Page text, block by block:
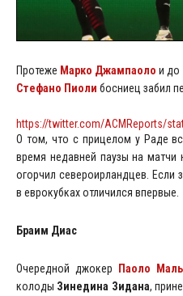
Протеже Марко Джампаоло и до
Стефано Пиоли босниец забил
https://twitter.com/ACMReports/
О том, что с прицелом у Раде
время недавней паузы на матчи
огорчил североирландцев. Если
в еврокубках отличился впервые.
Браим Диас
Очередной джокер Паоло
колоды Зинедина Зидана,